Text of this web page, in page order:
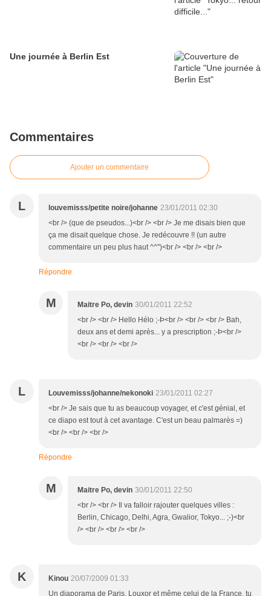
Une journée à Berlin Est
Commentaires
Ajouter un commentaire
L louvemisss/petite noire/johanne 23/01/2011 02:30
<br /> (que de pseudos...)<br /> <br /> Je me disais bien que
ça me disait quelque chose. Je redécouvre !! (un autre
commentaire un peu plus haut ^^")<br /> <br /> <br />
Répondre
M Maitre Po, devin 30/01/2011 22:52
<br /> <br /> Hello Hélo ;-Þ<br /> <br /> <br /> Bah,
deux ans et demi après... y a prescription ;-Þ<br />
<br /> <br /> <br />
L Louvemisss/johanne/nekonoki 23/01/2011 02:27
<br /> Je sais que tu as beaucoup voyager, et c'est génial, et
ce diapo est tout à cet avantage. C'est un beau palmarès =)
<br /> <br /> <br />
Répondre
M Maitre Po, devin 30/01/2011 22:50
<br /> <br /> Il va falloir rajouter quelques villes :
Berlin, Chicago, Delhi, Agra, Gwalior, Tokyo... ;-)<br
/> <br /> <br /> <br />
K Kinou 20/07/2009 01:33
Un diaporama de Paris, Louxor et même celui de la France, tu